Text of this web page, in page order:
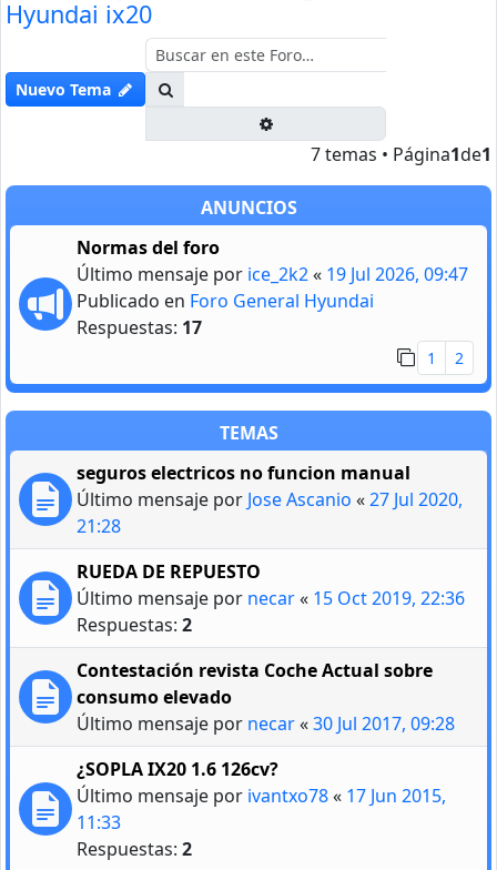
Hyundai ix20
Nuevo Tema
7 temas • Página1de1
ANUNCIOS
Normas del foro
Último mensaje por ice_2k2« 19 Jul 2026, 09:47
Publicado en Foro General Hyundai
Respuestas: 17
1 2
TEMAS
seguros electricos no funcion manual
Último mensaje por Jose Ascanio «27 Jul 2020,
21:28
RUEDA DE REPUESTO
Último mensaje por necar« 15 Oct 2019, 22:36
Respuestas: 2
Contestación revista Coche Actual sobre
consumo elevado
Último mensaje por necar«30 Jul 2017, 09:28
¿SOPLA IX20 1.6 126cv?
Último mensaje por ivantxo78« 17 Jun 2015,
11:33
Respuestas: 2